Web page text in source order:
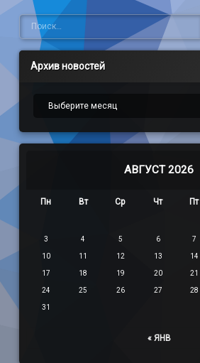
Найти:
Архив новостей
Архив новостей
АВГУСТ 2026
Пн Вт Ср Чт Пт
3 4 5 6 7
10 11 12 13 14
17 18 19 20 21
24 25 26 27 28
31
« ЯНВ